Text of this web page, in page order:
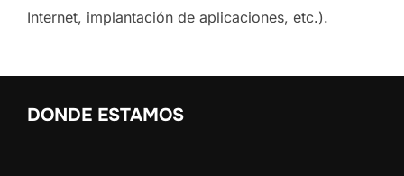
Internet, implantación de aplicaciones, etc.).
DONDE ESTAMOS